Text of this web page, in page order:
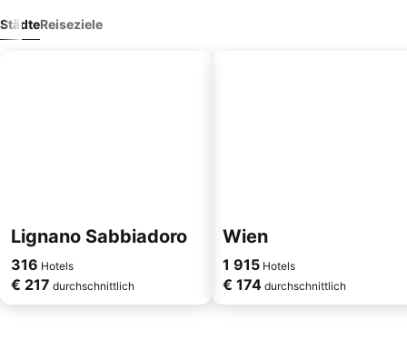
StädteReiseziele
Lignano Sabbiadoro
316 Hotels
€ 217 durchschnittlich
Wien
1 915 Hotels
€ 174 durchschnittlich